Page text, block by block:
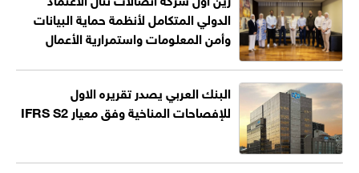
الدولي المتكامل لأنظمة حماية البيانات
وأمن المعلومات واستمرارية الأعمال
البنك العربي يصدر تقريره الاول
للإفصاحات المناخية وفق معيار IFRS S2